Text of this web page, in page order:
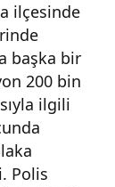
ilçesinde
başka bir
200 bin
ilgili
Polis